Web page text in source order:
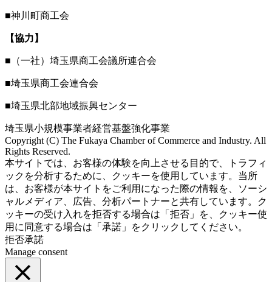
■神川町商工会
【協力】
■（一社）埼玉県商工会議所連合会
■埼玉県商工会連合会
■埼玉県北部地域振興センター
埼玉県小規模事業者経営基盤強化事業
Copyright (C) The Fukaya Chamber of Commerce and Industry. All
Rights Reserved.
Aileron Theme byThemeCot ⋅Powered byWordPress
本サイトでは、お客様の体験を向上させる目的で、トラフィ
ックを分析するために、クッキーを使用しています。当所
は、お客様が本サイトをご利用になった際の情報を、ソーシ
ャルメディア、広告、分析パートナーと共有しています。ク
ッキーの受け入れを拒否する場合は「拒否」を、クッキー使
用に同意する場合は「承諾」をクリックしてください。
拒否承諾
Manage consent